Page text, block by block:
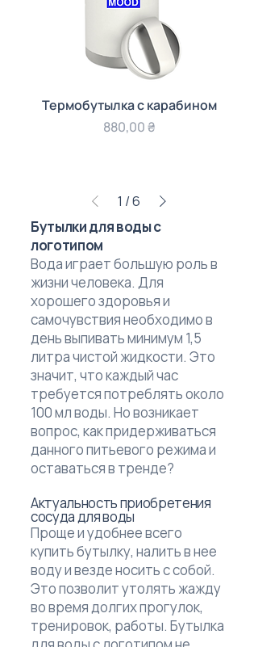
Термобутылка с карабином
Цена
880,00 ₴
1 /6
Бутылки для воды с
логотипом
Вода играет большую роль в
жизни человека. Для
хорошего здоровья и
самочувствия необходимо в
день выпивать минимум 1,5
литра чистой жидкости. Это
значит, что каждый час
требуется потреблять около
100 мл воды. Но возникает
вопрос, как придерживаться
данного питьевого режима и
оставаться в тренде?
Актуальность приобретения
сосуда для воды
Проще и удобнее всего
купить бутылку, налить в нее
воду и везде носить с собой.
Это позволит утолять жажду
во время долгих прогулок,
тренировок, работы. Бутылка